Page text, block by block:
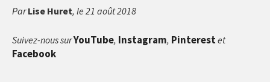
ParLise Huret, le 21 août 2018
Suivez-nous surYouTube, Instagram, Pinterestet
Facebook